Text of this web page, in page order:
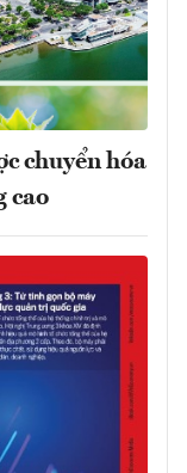
chuyển hóa
cao